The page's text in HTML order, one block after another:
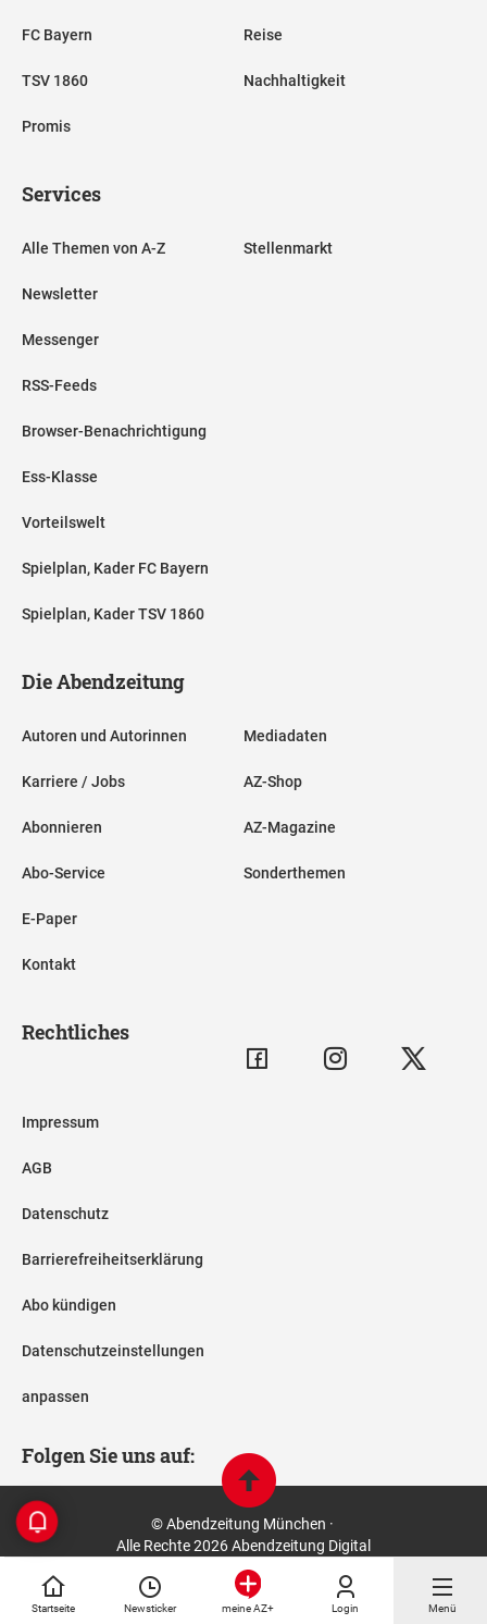
Startseite Newsticker meine AZ+ Login Menü
FC Bayern
TSV 1860
Promis
Reise
Nachhaltigkeit
Services
Alle Themen von A-Z
Newsletter
Messenger
RSS-Feeds
Browser-Benachrichtigung
Ess-Klasse
Vorteilswelt
Spielplan, Kader FC Bayern
Spielplan, Kader TSV 1860
Stellenmarkt
Die Abendzeitung
Autoren und Autorinnen
Karriere / Jobs
Abonnieren
Abo-Service
E-Paper
Kontakt
Mediadaten
AZ-Shop
AZ-Magazine
Sonderthemen
Rechtliches
Impressum
AGB
Datenschutz
Barrierefreiheitserklärung
Abo kündigen
Datenschutzeinstellungen
anpassen
Folgen Sie uns auf:
© Abendzeitung München ·
Alle Rechte 2026 Abendzeitung Digital